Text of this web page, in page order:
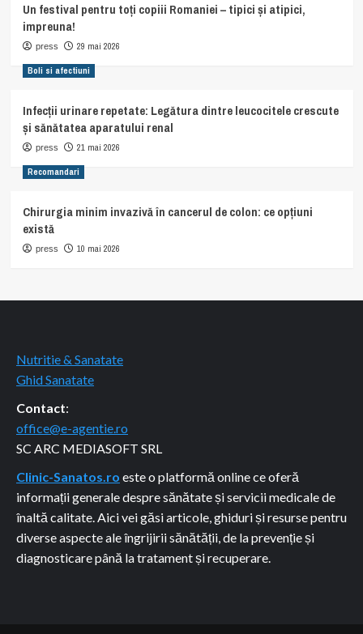
Un festival pentru toți copiii Romaniei – tipici și atipici,
impreuna!
press 29 mai 2026
Boli si afectiuni
Infecții urinare repetate: Legătura dintre leucocitele crescute
și sănătatea aparatului renal
press 21 mai 2026
Recomandari
Chirurgia minim invazivă în cancerul de colon: ce opțiuni
există
press 10 mai 2026
Nutritie & Sanatate
Ghid Sanatate
Contact:
office@e-agentie.ro
SC ARC MEDIASOFT SRL
Clinic-Sanatos.ro este o platformă online ce oferă
informații generale despre sănătate și servicii medicale de
înaltă calitate. Aici vei găsi articole, ghiduri și resurse pentru
diverse aspecte ale îngrijirii sănătății, de la prevenție și
diagnosticare până la tratament și recuperare.